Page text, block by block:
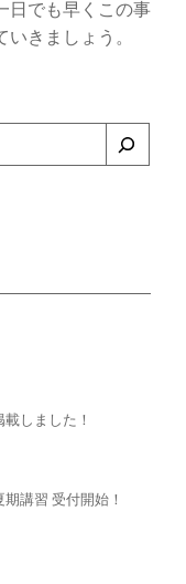
日でも早くこの事
きましょう。
しました！
講習 受付開始！